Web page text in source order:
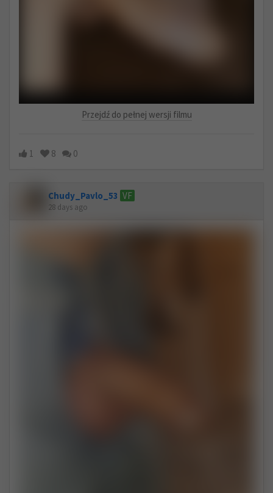
Przejdź do pełnej wersji filmu
1 8 0
Chudy_Pavlo_53 VF
28 days ago